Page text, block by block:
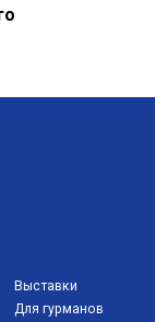
Выставки
Для гурманов